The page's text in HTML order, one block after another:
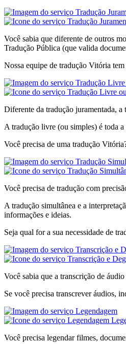
Você sabia que diferente de outros
Tradução Pública (que valida
Nossa equipe de tradução Vitória tem
Diferente da tradução juramentada,
A tradução livre (ou simples) é toda
Você precisa de uma tradução
Você precisa de tradução com
A tradução simultânea e a
informações e ideias.
Seja qual for a sua necessidade de
Você sabia que a transcrição de
Se você precisa transcrever áudios,
Você precisa legendar filmes,